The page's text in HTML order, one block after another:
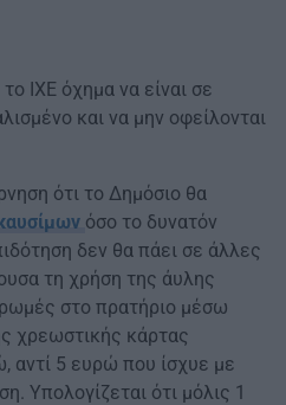
ΙΧΕ όχημα να είναι σε
και να μην οφείλονται
ότι το Δημόσιο θα
όσο το δυνατόν
δεν θα πάει σε άλλες
τη χρήση της άυλης
στο πρατήριο μέσω
χρεωστικής κάρτας
αντί 5 ευρώ που ίσχυε με
Υπολογίζεται ότι μόλις 1